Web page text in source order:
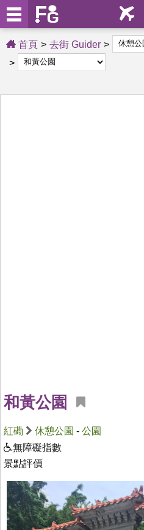
首頁 去街 Guider
和黃公園
紅磡 休憩公園 - 公園
無障礙指數
景點評價